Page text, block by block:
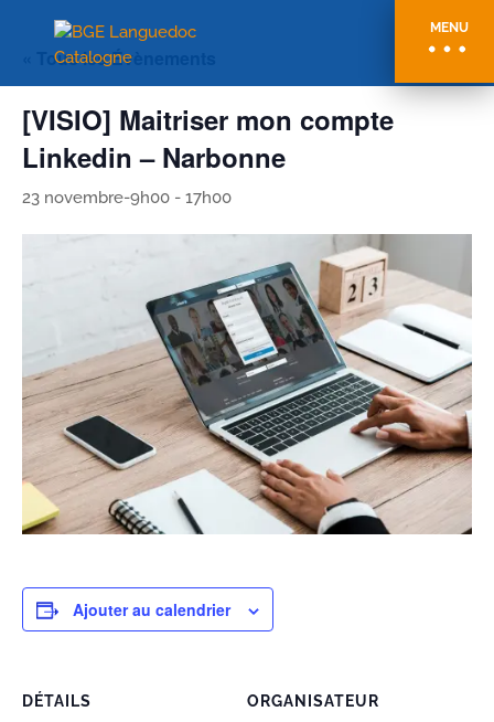
MENU
« Tous les Évènements
[VISIO] Maitriser mon compte
Linkedin – Narbonne
23 novembre-9h00 - 17h00
Ajouter au calendrier
DÉTAILS ORGANISATEUR